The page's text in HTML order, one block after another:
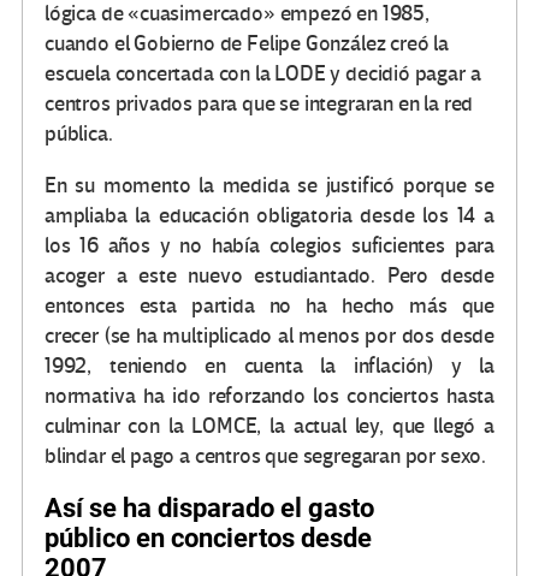
lógica de «cuasimercado» empezó en 1985,
cuando el Gobierno de Felipe González creó la
escuela concertada con la LODE y decidió pagar a
centros privados para que se integraran en la red
pública.
En su momento la medida se justificó porque se
ampliaba la educación obligatoria desde los 14 a
los 16 años y no había colegios suficientes para
acoger a este nuevo estudiantado. Pero desde
entonces esta partida no ha hecho más que
crecer (se ha multiplicado al menos por dos desde
1992, teniendo en cuenta la inflación) y la
normativa ha ido reforzando los conciertos hasta
culminar con la LOMCE, la actual ley, que llegó a
blindar el pago a centros que segregaran por sexo.